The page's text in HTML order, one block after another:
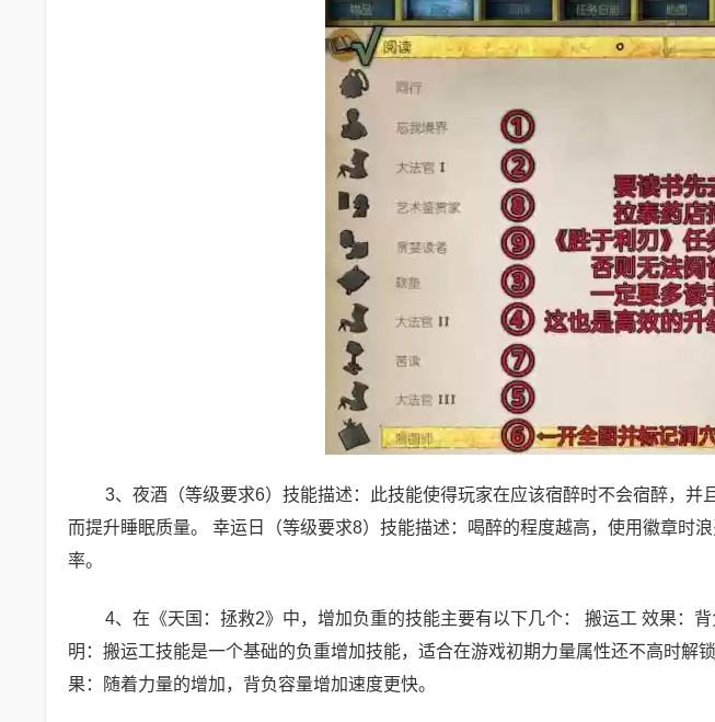
3、夜酒（等级要求6）技能描述：此技能使得玩家在应该宿醉时不会宿醉，并
而提升睡眠质量。 幸运日（等级要求8）技能描述：喝醉的程度越高，使用徽章时
率。
4、在《天国：拯救2》中，增加负重的技能主要有以下几个： 搬运工 效果：
明：搬运工技能是一个基础的负重增加技能，适合在游戏初期力量属性还不高时解
果：随着力量的增加，背负容量增加速度更快。